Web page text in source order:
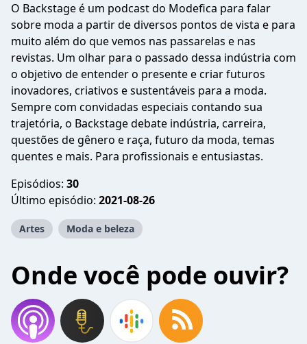
O Backstage é um podcast do Modefica para falar
sobre moda a partir de diversos pontos de vista e para
muito além do que vemos nas passarelas e nas
revistas. Um olhar para o passado dessa indústria com
o objetivo de entender o presente e criar futuros
inovadores, criativos e sustentáveis para a moda.
Sempre com convidadas especiais contando sua
trajetória, o Backstage debate indústria, carreira,
questões de gênero e raça, futuro da moda, temas
quentes e mais. Para profissionais e entusiastas.
Episódios: 30
Último episódio: 2021-08-26
Artes Moda e beleza
Onde você pode ouvir?